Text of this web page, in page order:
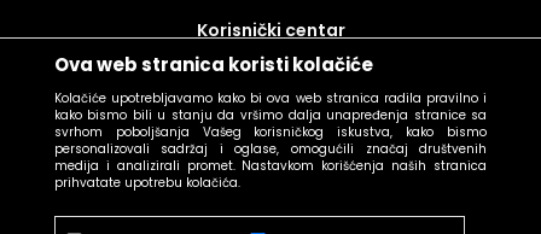
Ova web stranica koristi kolačiće
Kolačiće upotrebljavamo kako bi ova web stranica radila pravilno i
kako bismo bili u stanju da vršimo dalja unapređenja stranice sa
svrhom poboljšanja Vašeg korisničkog iskustva, kako bismo
personalizovali sadržaj i oglase, omogućili značaj društvenih
medija i analizirali promet. Nastavkom korišćenja naših stranica
prihvatate upotrebu kolačića.
korisnički centar
uslovi prodaje